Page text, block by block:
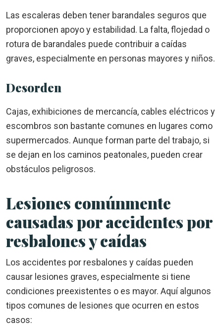
Las escaleras deben tener barandales seguros que
proporcionen apoyo y estabilidad. La falta, flojedad o
rotura de barandales puede contribuir a caídas
graves, especialmente en personas mayores y niños.
Desorden
Cajas, exhibiciones de mercancía, cables eléctricos y
escombros son bastante comunes en lugares como
supermercados. Aunque forman parte del trabajo, si
se dejan en los caminos peatonales, pueden crear
obstáculos peligrosos.
Lesiones comúnmente
causadas por accidentes por
resbalones y caídas
Los accidentes por resbalones y caídas pueden
causar lesiones graves, especialmente si tiene
condiciones preexistentes o es mayor. Aquí algunos
tipos comunes de lesiones que ocurren en estos
casos: